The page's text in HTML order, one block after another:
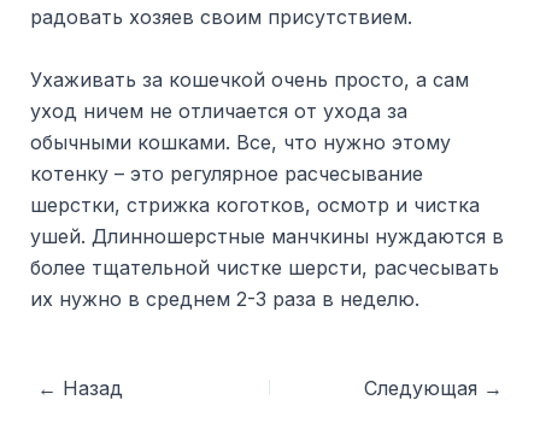
радовать хозяев своим присутствием.
Ухаживать за кошечкой очень просто, а сам
уход ничем не отличается от ухода за
обычными кошками. Все, что нужно этому
котенку – это регулярное расчесывание
шерстки, стрижка коготков, осмотр и чистка
ушей. Длинношерстные манчкины нуждаются в
более тщательной чистке шерсти, расчесывать
их нужно в среднем 2-3 раза в неделю.
Post
← Назад Следующая →